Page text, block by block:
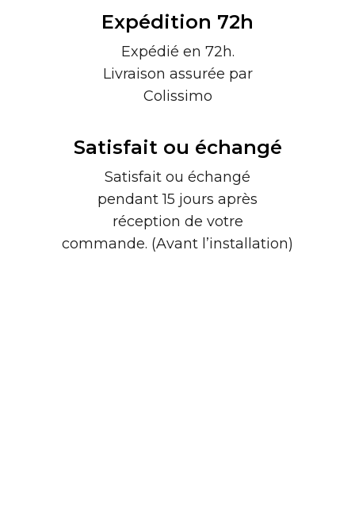
Expédition 72h
Expédié en 72h.
Livraison assurée par
Colissimo
Satisfait ou échangé
Satisfait ou échangé
pendant 15 jours après
réception de votre
commande. (Avant l’installation)